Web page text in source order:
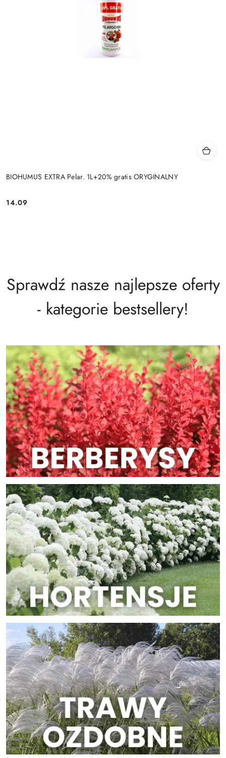
BIOHUMUS EXTRA Pelar. 1L+20% gratis ORYGINALNY
Cena:
14.09
Sprawdź nasze najlepsze oferty
- kategorie bestsellery!